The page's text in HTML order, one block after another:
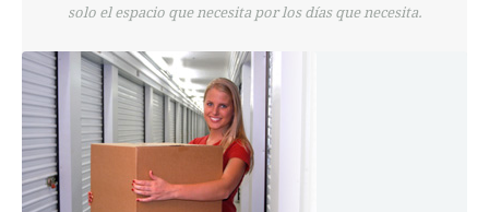
solo el espacio que necesita por los días que necesita.